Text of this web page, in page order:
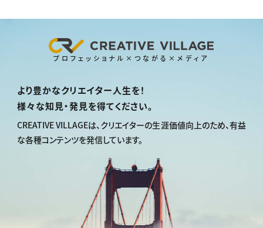
プロフェッショナル×つながる×メディア
より豊かなクリエイター人生を！
様々な知見・発見を得てください。
CREATIVE VILLAGEは、クリエイターの生涯価値向上のため、有益
な各種コンテンツを発信しています。